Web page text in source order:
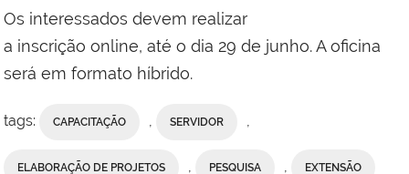
Os interessados devem realizar
a inscrição online, até o dia 29 de junho. A oficina
será em formato híbrido.
tags: CAPACITAÇÃO SERVIDOR
ELABORAÇÃO DE PROJETOS PESQUISA EXTENSÃO